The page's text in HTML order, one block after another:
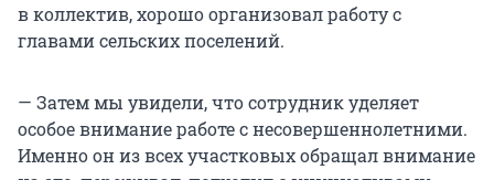
в коллектив, хорошо организовал работу с
главами сельских поселений.
— Затем мы увидели, что сотрудник уделяет
особое внимание работе с несовершеннолетними.
Именно он из всех участковых обращал внимание